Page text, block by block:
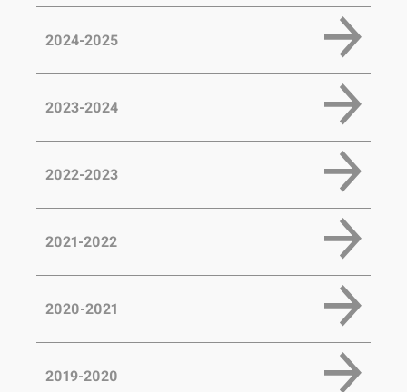
2024-2025
2023-2024
2022-2023
2021-2022
2020-2021
2019-2020